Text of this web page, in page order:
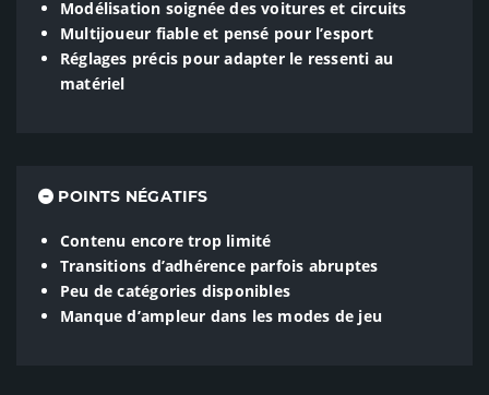
Modélisation soignée des voitures et circuits
Multijoueur fiable et pensé pour l’esport
Réglages précis pour adapter le ressenti au
matériel
POINTS NÉGATIFS
Contenu encore trop limité
Transitions d’adhérence parfois abruptes
Peu de catégories disponibles
Manque d’ampleur dans les modes de jeu